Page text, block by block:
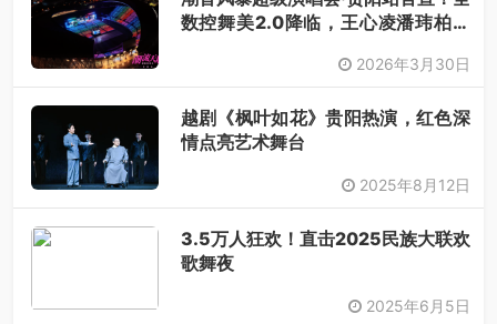
数控舞美2.0降临，王心凌潘玮柏领
2026年3月30日
越剧《枫叶如花》贵阳热演，红色深
情点亮艺术舞台
2025年8月12日
3.5万人狂欢！直击2025民族大联欢
歌舞夜
2025年6月5日